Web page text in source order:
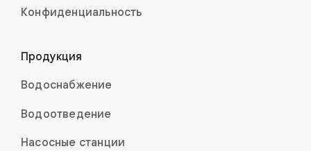
Конфиденци­аль­ность
Продукция
Водоснабжение
Водоотведение
Насосные станции